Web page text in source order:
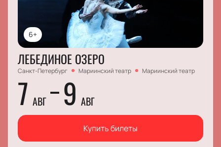
6+
ЛЕБЕДИНОЕ ОЗЕРО
Санкт-Петербург Мариинский театр Мариинский театр
7 АВГ 9 АВГ
Купить билеты